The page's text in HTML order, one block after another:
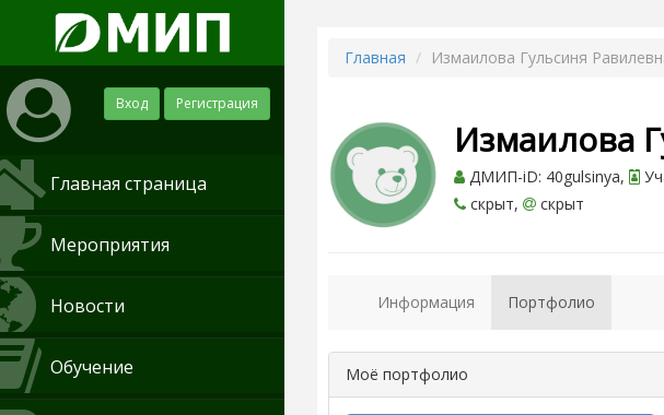
Вход Регистрация
Главная страница
Мероприятия
Новости
Обучение
Главная Измаилова Гульсиня
Измаилова
ДМИП-iD: 40gulsinya,
скрыт,
скрыт
Информация Портфолио
Моё портфолио